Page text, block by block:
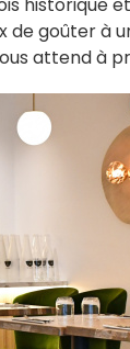
goûter à
attend à